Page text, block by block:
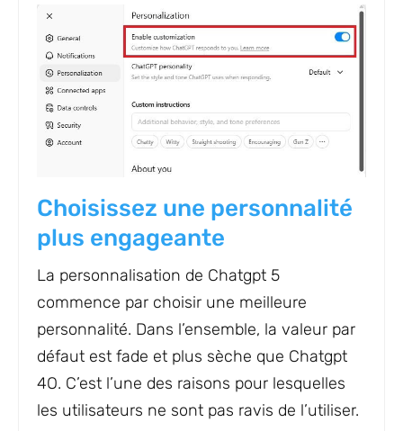
Choisissez une personnalité
plus engageante
La personnalisation de Chatgpt 5
commence par choisir une meilleure
personnalité. Dans l’ensemble, la valeur par
défaut est fade et plus sèche que Chatgpt
4O. C’est l’une des raisons pour lesquelles
les utilisateurs ne sont pas ravis de l’utiliser.